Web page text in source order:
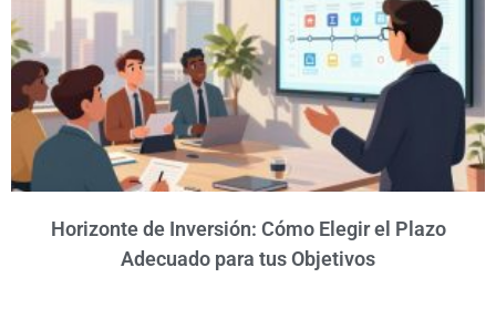
Horizonte de Inversión: Cómo Elegir el Plazo
Adecuado para tus Objetivos